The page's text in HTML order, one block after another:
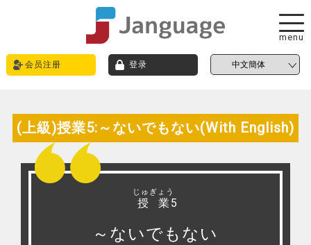
会员注册 登录
menu
(上級)授業5:～ないでもない(With English)
授業
じゅぎょう
5
～ないでもない